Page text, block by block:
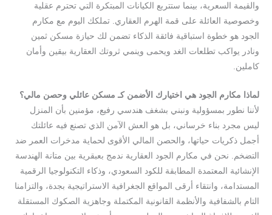
والقيمة السعرية، بينما ستتربع الكيانات المبتكرة التي تحترم عقلية
وخصوصية العائلة على قمة الهرم العقاري. تملكك اليوم مع مكارم
الجود هو خطوة استباقية فائقة الذكاء تضمن لك حيازة مسكن ثمين
ونادر يواكب تطلعات الغد ويحمى وينمي ثروتك العقارية بيقين وأمان
كاملين.
لماذا مكارم الجود هي اختيارك الأضمن كـ مسكن عائلي وحصن مالي؟
لأننا نطور بمسؤولية ونبني بشغف هندسي رفيع، مؤمنين بأن المنزل
ليس مجرد بناء خرساني، بل هو العش الآمن الذي تصنع فيه عائلتك
أجمل ذكريات حياتها، والحصن المالي الأقوى لحماية مدخرات العمر ضد
التضخم. نحن في مكارم الجود العقارية ندمج بعبقرية بين متانة الهندسة
الإنشائية المعتمدة المطابقة للكود السعودي، وذكاء التكنولوجيا الرقمية
المستدامة، وانتقاء أرقى المواقع الجغرافية الاستراتيجية بجدة، والتزامنا
التام بالشفافية والأنظمة القانونية المكتملة وجاهزية الصكوك المستقلة